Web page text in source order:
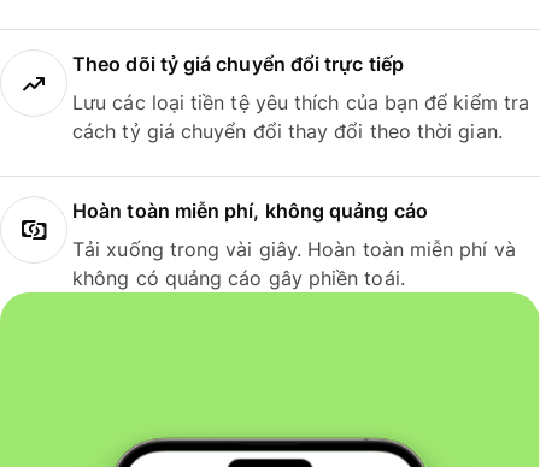
Theo dõi tỷ giá chuyển đổi trực tiếp
Lưu các loại tiền tệ yêu thích của bạn để kiểm tra
cách tỷ giá chuyển đổi thay đổi theo thời gian.
Hoàn toàn miễn phí, không quảng cáo
Tải xuống trong vài giây. Hoàn toàn miễn phí và
không có quảng cáo gây phiền toái.